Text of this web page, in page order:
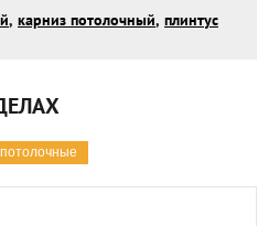
, карниз потолочный, плинтус